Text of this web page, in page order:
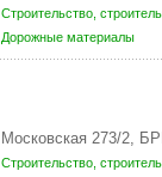
Строительство,
Дорожные материалы
Московская 273/2,
Строительство,